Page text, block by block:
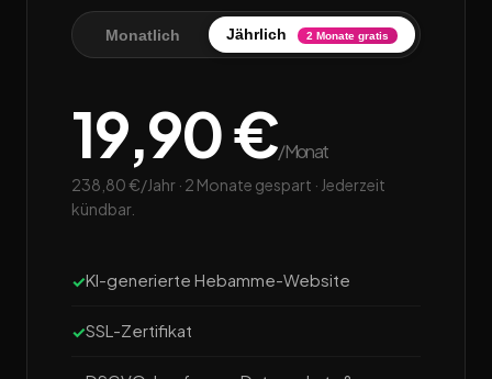
Monatlich Jährlich 2 Monate gratis
19,90 €/Monat
238,80 €/Jahr · 2 Monate gespart · Jederzeit
kündbar.
KI-generierte Hebamme-Website
SSL-Zertifikat